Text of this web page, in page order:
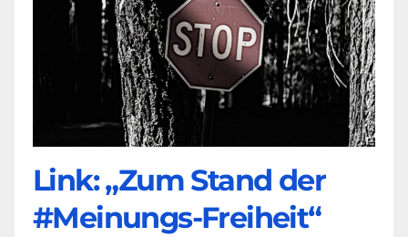
Link: „Zum Stand der
#Meinungs-Freiheit“